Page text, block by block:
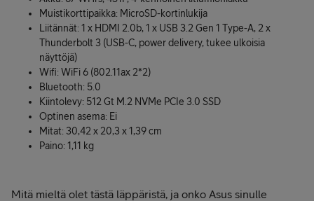
Muistikorttipaikka: MicroSD-kortinlukija
Liitännät: 1 x HDMI 2.0b, 1 x USB 3.2 Gen 1 Type-A, 2 x
Thunderbolt 3 (USB-C, power delivery, tukee ulkoisia
näyttöjä)
Wifi: WiFi 6 (802.11ax 2*2)
Bluetooth: 5.0
Kiintolevy: 512 Gt M.2 NVMe PCIe 3.0 SSD
Optinen asema: Ei
Mitat: 30,42 x 20,3 x 1,39 cm
Paino: 1,11 kg
Mitä mieltä olet tästä läppäristä, ja onko Asus sinulle